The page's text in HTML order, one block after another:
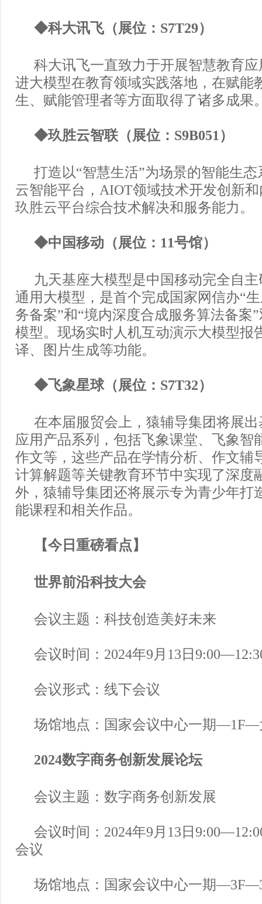
◆科大讯飞（展位：S7T29）
科大讯飞一直致力于开展智慧教育
进大模型在教育领域实践落地，在赋能
生、赋能管理者等方面取得了诸多成果
◆玖胜云智联（展位：S9B051）
打造以“智慧生活”为场景的智能生
云智能平台，AIOT领域技术开发创新
玖胜云平台综合技术解决和服务能力。
◆中国移动（展位：11号馆）
九天基座大模型是中国移动完全自
通用大模型，是首个完成国家网信办“
务备案”和“境内深度合成服务算法备案
模型。现场实时人机互动演示大模型报
译、图片生成等功能。
◆飞象星球（展位：S7T32）
在本届服贸会上，猿辅导集团将展
应用产品系列，包括飞象课堂、飞象智
作文等，这些产品在学情分析、作文辅
计算解题等关键教育环节中实现了深度
外，猿辅导集团还将展示专为青少年打
能课程和相关作品。
【今日重磅看点】
世界前沿科技大会
会议主题：科技创造美好未来
会议时间：2024年9月13日
会议形式：线下会议
场馆地点：国家会议中心一期—1F—
2024数字商务创新发展论坛
会议主题：数字商务创新发展
会议时间：2024年9月13日
会议
场馆地点：国家会议中心一期